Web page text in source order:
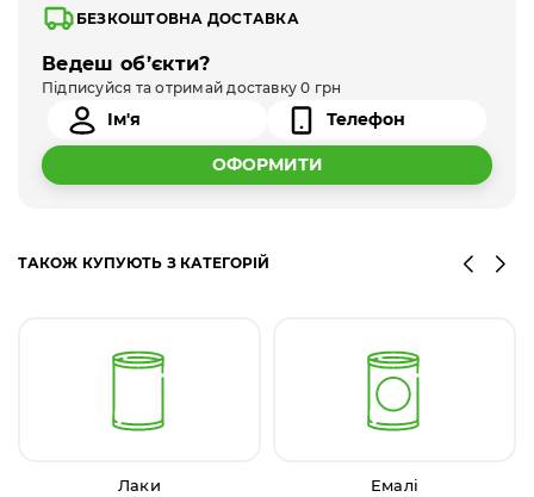
БЕЗКОШТОВНА ДОСТАВКА
Ведеш об’єкти?
Підписуйся та отримай доставку 0 грн
ОФОРМИТИ
ТАКОЖ КУПУЮТЬ З КАТЕГОРІЙ
Лаки Емалі